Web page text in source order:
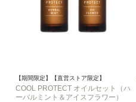
【期間限定】【直営ストア限定】
COOL PROTECT オイルセット（ハ
ーバルミント＆アイスフラワー）